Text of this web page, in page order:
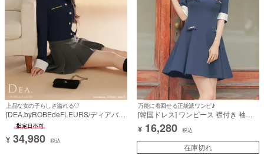
上品な女の子らしさ溢れる♡
[DEA.byROBEdeFLEURS/ディアバイ
ローブドフルール] 高級 ブランド Aラ
インミニドレス 長袖 セットアップ ツ
イード フロントボタン プリーツ
¥ 34,980 税込
万能に着回せる正統派ワンピ♪
[韓国ドレス] ワンピース 襟付き 袖あ
り バイカラー Aライン ミニドレス (緩
苺着用) [tk-mdk5001]
¥ 16,280 税込
在庫切れ